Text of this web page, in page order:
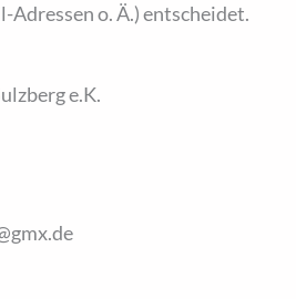
Adressen o. Ä.) entscheidet.
e.K.